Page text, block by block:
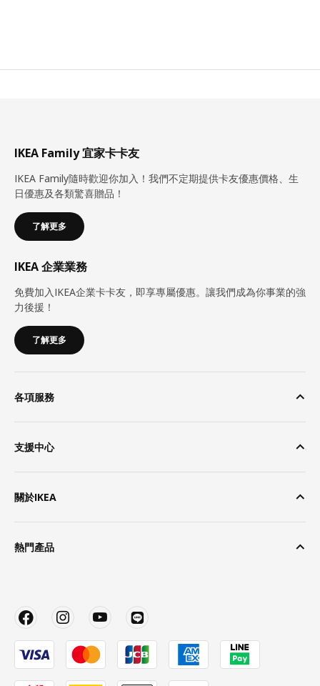
IKEA Family 宜家卡卡友
IKEA Family隨時歡迎你加入！我們不定期提供卡友優惠價格、生
日優惠及各類驚喜贈品！
了解更多
IKEA 企業業務
免費加入IKEA企業卡卡友，即享專屬優惠。讓我們成為你事業的強
力後援！
了解更多
各項服務
支援中心
關於IKEA
熱門產品